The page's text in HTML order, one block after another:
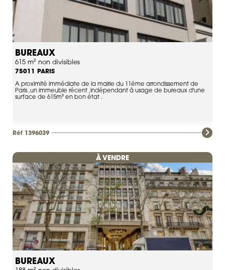
BUREAUX
615 m² non divisibles
75011 PARIS
A proximité immédiate de la mairie du 11ème arrondissement de
Paris ,un immeuble récent ,indépendant à usage de bureaux d'une
surface de 615m² en bon état .
Réf 1396039
À VENDRE
BUREAUX